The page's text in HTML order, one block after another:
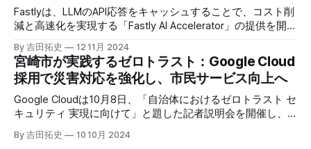
Fastlyは、LLMのAPI応答をキャッシュすることで、コスト削
減と高速化を実現する「Fastly AI Accelerator」の提供を開始
した。キップ・コンプトン最高プロダクト責任者（CPO）
は、類似した質問への応答を再利用し、効率的な処理を可能
にすると説明した。さらに、コンプトンは、エッジコンピュ
ーティングの利点を活かしたパーソナライズや、エッジにお
けるGPUの経済性、セキュリティへの取り組みなど、Fastly
のAI戦略について語った。
By 吉田拓史 12 11月 2024
宮崎市が実践するゼロトラスト：Google Cloud
採用で災害対応を強化し、市民サービス向上へ
Google Cloudは10月8日、「自治体におけるゼロトラスト セ
キュリティ 実現に向けて」と題した記者説明会を開催し、
自治体向けにゼロトラストセキュリティ導入を支援するプロ
グラムを発表した。宮崎市の事例では、Google Workspace
By 吉田拓史 10 10月 2024